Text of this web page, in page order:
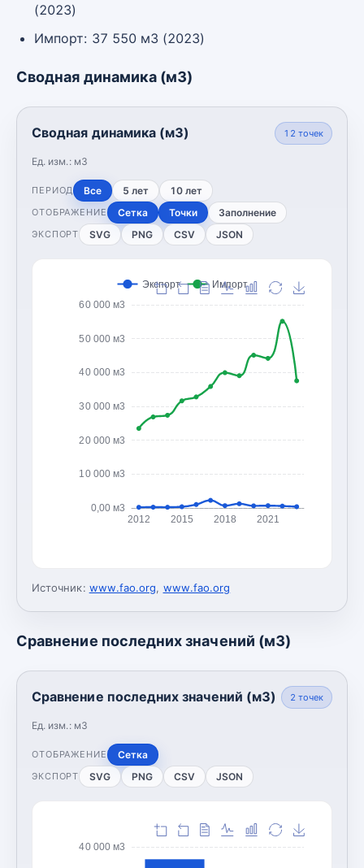
(2023)
Импорт: 37 550 м3 (2023)
Сводная динамика (м3)
Сводная динамика (м3)
Ед. изм.: м3
12 точек
ПЕРИОД Все 5 лет 10 лет
ОТОБРАЖЕНИЕ Сетка Точки Заполнение
ЭКСПОРТ SVG PNG CSV JSON
0,00 м3
10 000 м3
20 000 м3
30 000 м3
40 000 м3
50 000 м3
60 000 м3
2012 2015 2018 2021
Экспорт Импорт
Источник: www.fao.org, www.fao.org
Сравнение последних значений (м3)
Сравнение последних значений (м3)
Ед. изм.: м3
2 точек
ОТОБРАЖЕНИЕ Сетка
ЭКСПОРТ SVG PNG CSV JSON
40 000 м3